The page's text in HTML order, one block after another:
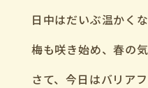
日中はだいぶ温かく
梅も咲き始め、春の
さて、今日はバリア